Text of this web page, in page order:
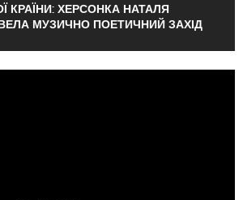
КРАЇНИ: ХЕРСОНКА НАТАЛЯ
МУЗИЧНО ПОЕТИЧНИЙ ЗАХІД